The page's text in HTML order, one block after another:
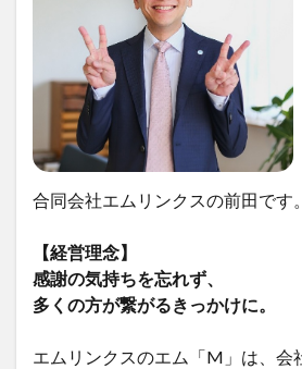
合同会社エムリンクスの前田です。
【経営理念】
感謝の気持ちを忘れず、
多くの方が繋がるきっかけに。
エムリンクスのエム「M」は、会